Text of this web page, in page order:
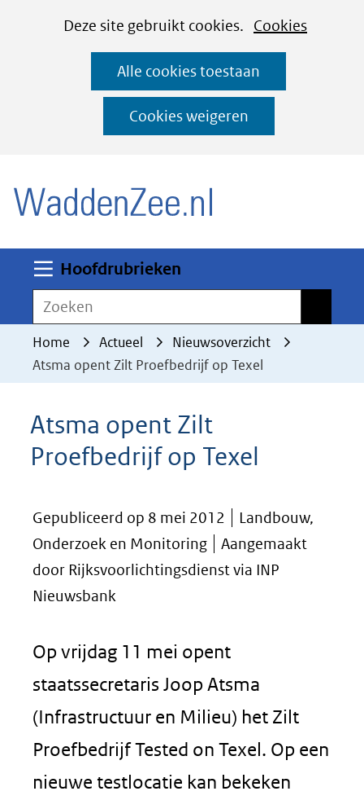
CookiesDeze site gebruikt cookies. Cookies
deze
worden
toegestaan
geweigerd.
Alle cookies toestaan
Cookies weigeren
Ga
naar
de
inhoud
Hoofdrubrieken
Zoeken
Home Actueel
Nieuwsoverzicht
Atsma opent Zilt Proefbedrijf op Texel
Atsma opent Zilt
Proefbedrijf op Texel
Gepubliceerd op 8 mei 2012
Landbouw,
Onderzoek en Monitoring
Aangemaakt
door Rijksvoorlichtingsdienst via INP
Nieuwsbank
Op vrijdag 11 mei opent
staatssecretaris Joop Atsma
(Infrastructuur en Milieu) het Zilt
Proefbedrijf Tested on Texel. Op een
nieuwe testlocatie kan bekeken